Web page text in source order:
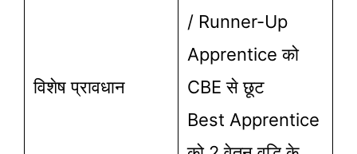
विशेष प्रावधान
/ Runner-Up
Apprentice को
CBE से छूट
Best Apprentice